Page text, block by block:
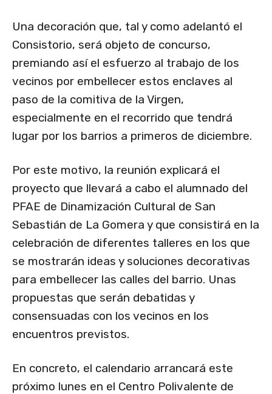
Una decoración que, tal y como adelantó el
Consistorio, será objeto de concurso,
premiando así el esfuerzo al trabajo de los
vecinos por embellecer estos enclaves al
paso de la comitiva de la Virgen,
especialmente en el recorrido que tendrá
lugar por los barrios a primeros de diciembre.
Por este motivo, la reunión explicará el
proyecto que llevará a cabo el alumnado del
PFAE de Dinamización Cultural de San
Sebastián de La Gomera y que consistirá en la
celebración de diferentes talleres en los que
se mostrarán ideas y soluciones decorativas
para embellecer las calles del barrio. Unas
propuestas que serán debatidas y
consensuadas con los vecinos en los
encuentros previstos.
En concreto, el calendario arrancará este
próximo lunes en el Centro Polivalente de